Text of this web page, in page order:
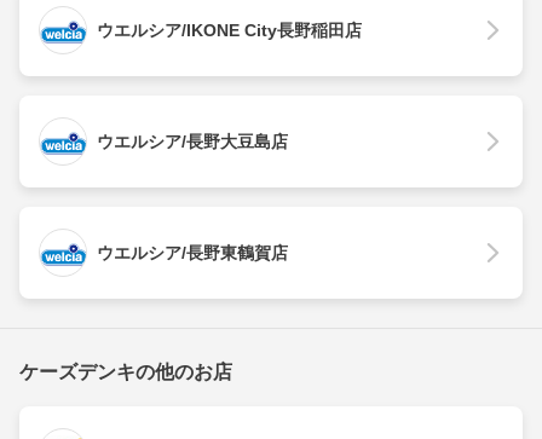
ウエルシア/IKONE City長野稲田店
ウエルシア/長野大豆島店
ウエルシア/長野東鶴賀店
ケーズデンキの他のお店